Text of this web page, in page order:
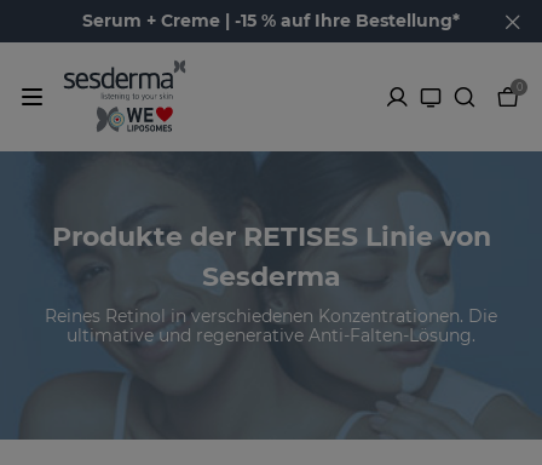
Serum + Creme | -15 % auf Ihre Bestellung*
0
Produkte der RETISES Linie von
Sesderma
Reines Retinol in verschiedenen Konzentrationen. Die
ultimative und regenerative Anti-Falten-Lösung.